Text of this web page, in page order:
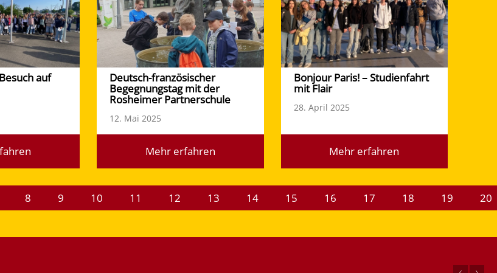
auf Deutsch-französischer
Begegnungstag mit der
Rosheimer Partnerschule
12. Mai 2025
Mehr erfahren
Bonjour Paris! – Studienfahrt
mit Flair
28. April 2025
Mehr erfahren
8 9 10 11 12 13 14 15 16 17 18 19 20